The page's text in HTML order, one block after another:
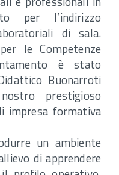
per l’indirizzo
di sala.
le Competenze
è stato
Buonarroti
prestigioso
impresa formativa
un ambiente
di apprendere